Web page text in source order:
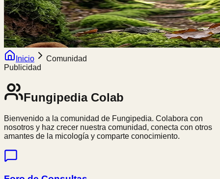
Inicio
Comunidad
Publicidad
FungipediaColab
Bienvenido a la comunidad de Fungipedia. Colabora con
nosotros y haz crecer nuestra comunidad, conecta con otros
amantes de la micología y comparte conocimiento.